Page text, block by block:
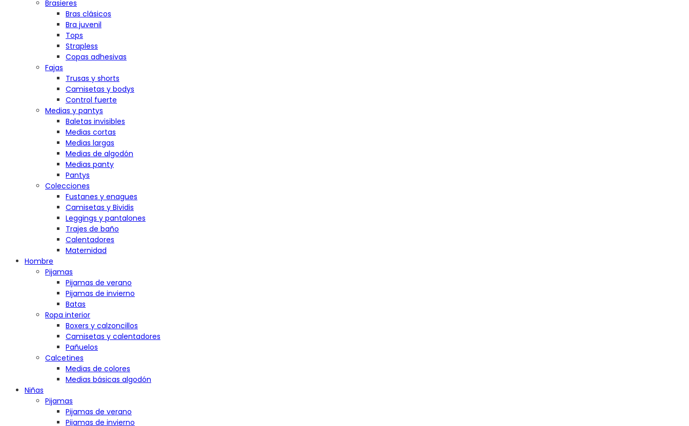
Brasieres
Bras clásicos
Bra juvenil
Tops
Strapless
Copas adhesivas
Fajas
Trusas y shorts
Camisetas y bodys
Control fuerte
Medias y pantys
Baletas invisibles
Medias cortas
Medias largas
Medias de algodón
Medias panty
Pantys
Colecciones
Fustanes y enagues
Camisetas y Bividis
Leggings y pantalones
Trajes de baño
Calentadores
Maternidad
Hombre
Pijamas
Pijamas de verano
Pijamas de invierno
Batas
Ropa interior
Boxers y calzoncillos
Camisetas y calentadores
Pañuelos
Calcetines
Medias de colores
Medias básicas algodón
Niñas
Pijamas
Pijamas de verano
Pijamas de invierno